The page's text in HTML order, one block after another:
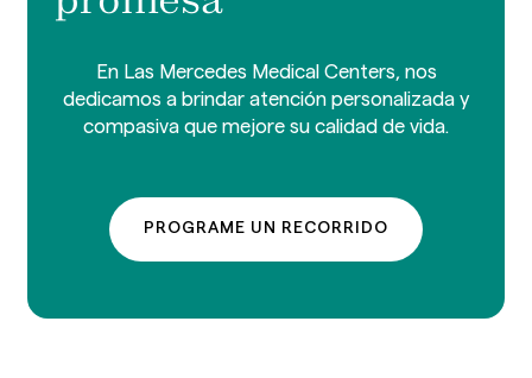
En Las Mercedes Medical Centers, nos
dedicamos a brindar atención personalizada y
compasiva que mejore su calidad de vida.
PROGRAME UN RECORRIDO